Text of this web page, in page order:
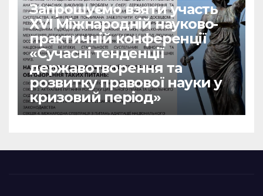
Запрошуємо взяти участь
ХVІ Міжнародній науково-
практичній конференції
«Сучасні тенденції
державотворення та
розвитку правової науки у
кризовий період»